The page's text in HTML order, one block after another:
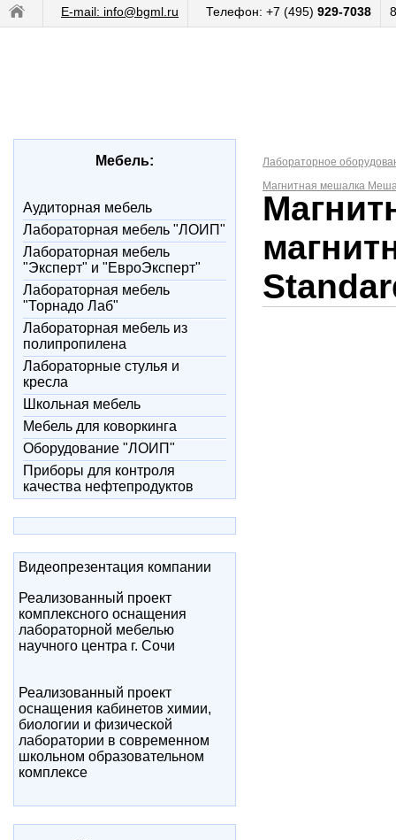
E-mail: info@bgml.ru Телефон: +7 (495) 929-7038
Мебель:
Аудиторная мебель
Лабораторная мебель "ЛОИП"
Лабораторная мебель
"Эксперт" и "ЕвроЭксперт"
Лабораторная мебель
"Торнадо Лаб"
Лабораторная мебель из
полипропилена
Лабораторные стулья и
кресла
Школьная мебель
Мебель для коворкинга
Оборудование "ЛОИП"
Приборы для контроля
качества нефтепродуктов
Видеопрезентация компании
Реализованный проект
комплексного оснащения
лабораторной мебелью
научного центра г. Сочи
Реализованный проект
оснащения кабинетов химии,
биологии и физической
лаборатории в современном
школьном образовательном
комплексе
Лабораторное
Магнитная мешалка